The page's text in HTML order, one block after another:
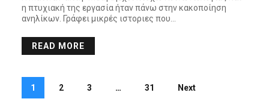
η πτυχιακή της εργασία ήταν πάνω στην κακοποίηση
ανηλίκων. Γράφει μικρές ιστοριες που…
READ MORE
1 2 3 … 31 Next